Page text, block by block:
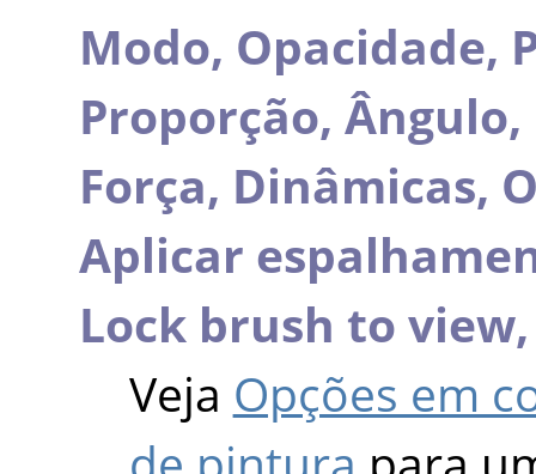
Modo, Opacidade,
Proporção, Ângulo,
Força, Dinâmicas,
Aplicar
Lock brush to
Veja Opções em